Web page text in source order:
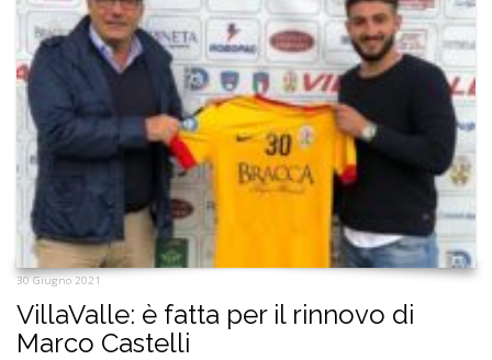
30 Giugno 2021
VillaValle: è fatta per il rinnovo di
Marco Castelli